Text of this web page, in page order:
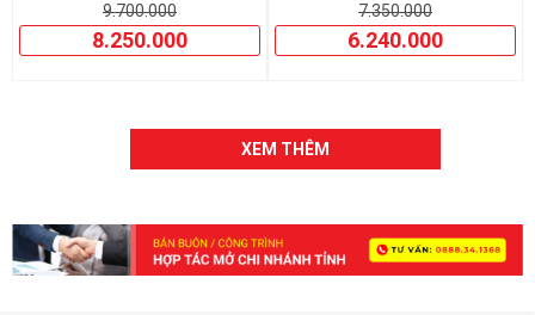
9.700.000
8.250.000
7.350.000
6.240.000
XEM THÊM